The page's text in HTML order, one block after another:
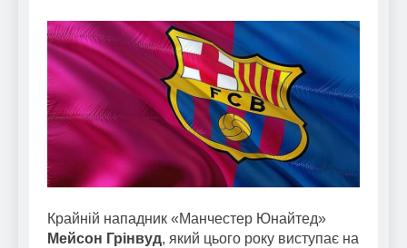
Крайній нападник «Манчестер Юнайтед»
Мейсон Грінвуд, який цього року виступає на